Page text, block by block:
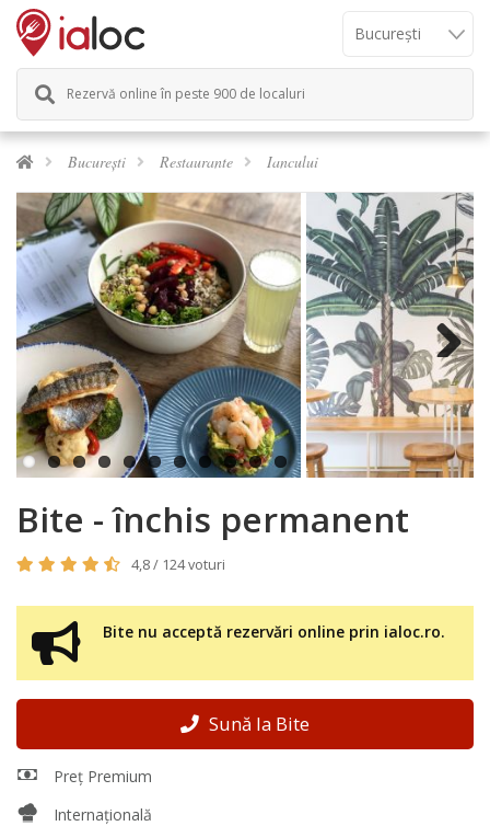
Rezervă online în peste 900 de localuri
București Restaurante Iancului
Previous Next
Bite - închis permanent
4,8 / 124 voturi
Bite nu acceptă rezervări online prin ialoc.ro.
Sună la Bite
Preț Premium
Internațională